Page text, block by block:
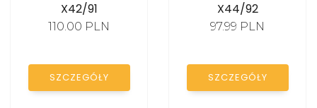
X42/91
110.00 PLN
SZCZEGÓŁY
X44/92
97.99 PLN
SZCZEGÓŁY